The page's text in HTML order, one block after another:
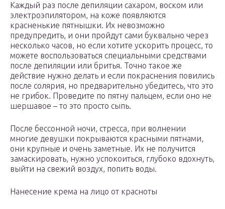
Каждый раз после депиляции сахаром, воском или
электроэпилятором, на коже появляются
красненькие пятнышки. Их невозможно
предупредить, и они пройдут сами буквально через
несколько часов, но если хотите ускорить процесс, то
можете воспользоваться специальными средствами
после депиляции или бритья. Точно такое же
действие нужно делать и если покраснения повились
после солярия, но предварительно убедитесь, что это
не грибок. Проведите по пятну пальцем, если оно не
шершавое – то это просто сыпь.
После бессонной ночи, стресса, при волнении
многие девушки покрываются красными пятнами,
они крупные и очень заметные. Их не получится
замаскировать, нужно успокоиться, глубоко вдохнуть,
выйти на свежий воздух, попить воды.
Нанесение крема на лицо от красноты